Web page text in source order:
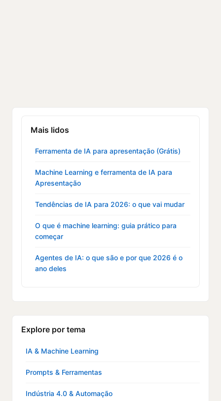
Mais lidos
Ferramenta de IA para apresentação (Grátis)
Machine Learning e ferramenta de IA para
Apresentação
Tendências de IA para 2026: o que vai mudar
O que é machine learning: guia prático para
começar
Agentes de IA: o que são e por que 2026 é o
ano deles
Explore por tema
IA & Machine Learning
Prompts & Ferramentas
Indústria 4.0 & Automação